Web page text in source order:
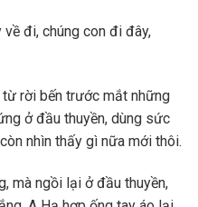
về đi, chúng con đi đây,
rời bến trước mắt những
ở đầu thuyền, dùng sức
nhìn thấy gì nữa mới thôi.
mà ngồi lại ở đầu thuyền,